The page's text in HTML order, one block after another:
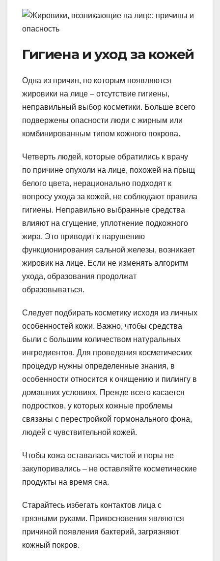
Гигиена и уход за кожей
Одна из причин, по которым появляются
жировики на лице – отсутствие гигиены,
неправильный выбор косметики. Больше всего
подвержены опасности люди с жирным или
комбинированным типом кожного покрова.
Четверть людей, которые обратились к врачу
по причине опухоли на лице, похожей на прыщ
белого цвета, нерационально подходят к
вопросу ухода за кожей, не соблюдают правила
гигиены. Неправильно выбранные средства
влияют на сгущение, уплотнение подкожного
жира. Это приводит к нарушению
функционирования сальной железы, возникает
жировик на лице. Если не изменять алгоритм
ухода, образования продолжат
образовываться.
Следует подбирать косметику исходя из личных
особенностей кожи. Важно, чтобы средства
были с большим количеством натуральных
ингредиентов. Для проведения косметических
процедур нужны определенные знания, в
особенности относится к очищению и пилингу в
домашних условиях. Прежде всего касается
подростков, у которых кожные проблемы
связаны с перестройкой гормонального фона,
людей с чувствительной кожей.
Чтобы кожа оставалась чистой и поры не
закупоривались – не оставляйте косметические
продукты на время сна.
Старайтесь избегать контактов лица с
грязными руками. Прикосновения являются
причиной появления бактерий, загрязняют
кожный покров.